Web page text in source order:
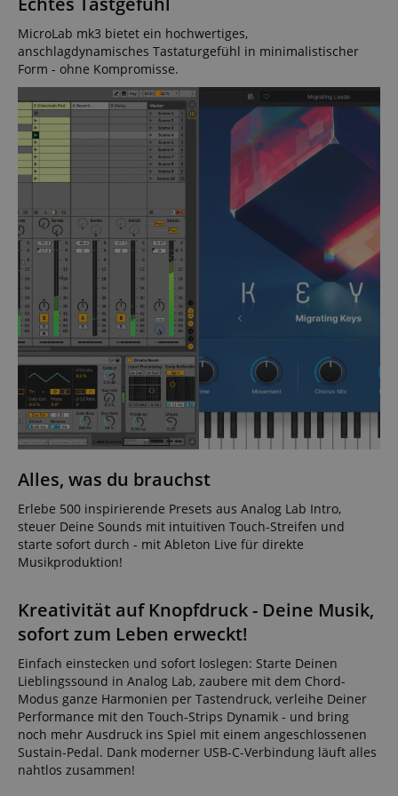
MicroLab mk3 bietet ein hochwertiges,
anschlagdynamisches Tastaturgefühl in minimalistischer
Form - ohne Kompromisse.
Alles, was du brauchst
Erlebe 500 inspirierende Presets aus Analog Lab Intro,
steuer Deine Sounds mit intuitiven Touch-Streifen und
starte sofort durch - mit Ableton Live für direkte
Musikproduktion!
Kreativität auf Knopfdruck - Deine Musik,
sofort zum Leben erweckt!
Einfach einstecken und sofort loslegen: Starte Deinen
Lieblingssound in Analog Lab, zaubere mit dem Chord-
Modus ganze Harmonien per Tastendruck, verleihe Deiner
Performance mit den Touch-Strips Dynamik - und bring
noch mehr Ausdruck ins Spiel mit einem angeschlossenen
Sustain-Pedal. Dank moderner USB-C-Verbindung läuft alles
nahtlos zusammen!